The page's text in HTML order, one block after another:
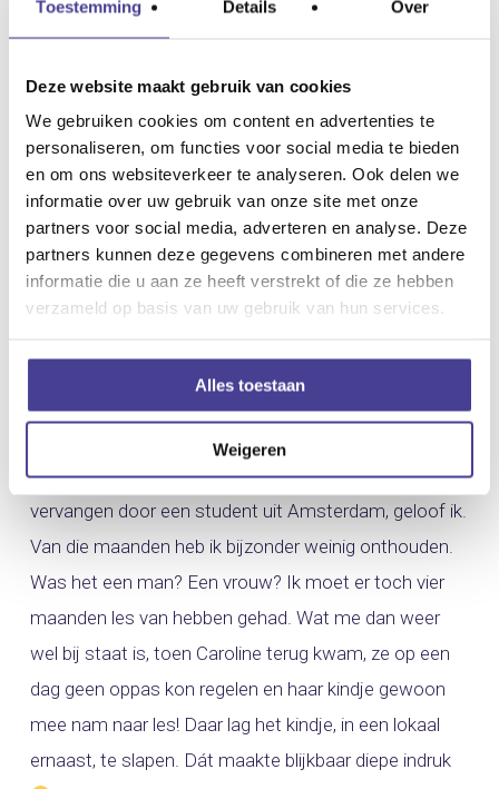
Toestemming Details Over
Deze website maakt gebruik van cookies
We gebruiken cookies om content en advertenties te
personaliseren, om functies voor social media te bieden
en om ons websiteverkeer te analyseren. Ook delen we
informatie over uw gebruik van onze site met onze
partners voor social media, adverteren en analyse. Deze
partners kunnen deze gegevens combineren met andere
informatie die u aan ze heeft verstrekt of die ze hebben
verzameld op basis van uw gebruik van hun services.
Alles toestaan
Weigeren
gesprek. Maar het heeft er wel voor gezorgd dat ik
voelen met mij. Ik adviseer ze vaak om goed rond te
kijken en dan pas te besluiten van wie ze les willen
hebben. Afijn, na de zomer ging ik verder bij Caroline.
Toen, maar ook achteraf was dat één van de betere
besluiten. Caroline speelde geen muziek, maar wás
muziek. Zie ik nu na zoveel jaren. Caroline kwam
regelmatig aanzetten met eigen arrangementen, met
geen idee dat ze ook componist was; daar kwam ik
jaren later achter.
Ook Caroline ging met zwangerschapsverlof en werd
vervangen door een student uit Amsterdam, geloof ik.
Van die maanden heb ik bijzonder weinig onthouden.
Was het een man? Een vrouw? Ik moet er toch vier
maanden les van hebben gehad. Wat me dan weer
wel bij staat is, toen Caroline terug kwam, ze op een
dag geen oppas kon regelen en haar kindje gewoon
mee nam naar les! Daar lag het kindje, in een lokaal
ernaast, te slapen. Dát maakte blijkbaar diepe indruk